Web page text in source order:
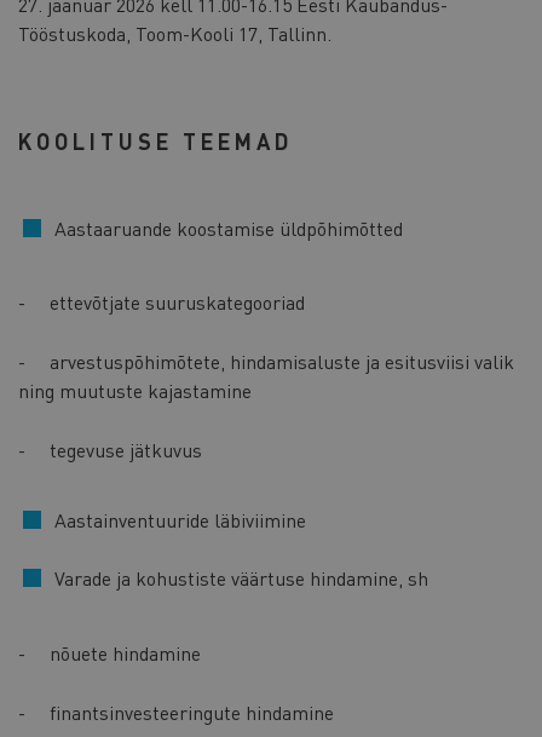
Tööstuskoda, Toom-Kooli 17, Tallinn.
KOOLITUSE TEEMAD
Aastaaruande koostamise üldpõhimõtted
- ettevõtjate suuruskategooriad
- arvestuspõhimõtete, hindamisaluste ja esitusviisi valik
ning muutuste kajastamine
- tegevuse jätkuvus
Aastainventuuride läbiviimine
Varade ja kohustiste väärtuse hindamine, sh
- nõuete hindamine
- finantsinvesteeringute hindamine